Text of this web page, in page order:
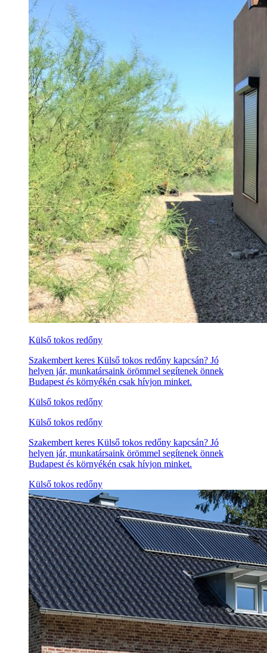
Külső tokos redőny
Szakembert keres Külső tokos redőny kapcsán? Jó
helyen jár, munkatársaink örömmel segítenek önnek
Budapest és környékén csak hívjon minket.
Külső tokos redőny
Külső tokos redőny
Szakembert keres Külső tokos redőny kapcsán? Jó
helyen jár, munkatársaink örömmel segítenek önnek
Budapest és környékén csak hívjon minket.
Külső tokos redőny